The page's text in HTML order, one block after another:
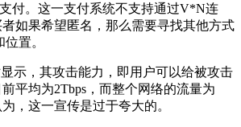
付。这一支付系统不支持通过V*N连
如果希望匿名，那么需要寻找其他方式
置。
显示，其攻击能力，即用户可以给被攻击
平均为2Tbps，而整个网络的流量为
，这一宣传是过于夸大的。